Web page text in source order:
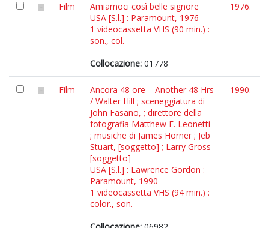
Film
Amiamoci così belle signore
USA [S.l.] : Paramount, 1976
1 videocassetta VHS (90 min.) :
son., col.
Collocazione: 01778
1976.
Film
Ancora 48 ore = Another 48 Hrs
/ Walter Hill ; sceneggiatura di
John Fasano, ; direttore della
fotografia Matthew F. Leonetti
; musiche di James Horner ; Jeb
Stuart, [soggetto] ; Larry Gross
[soggetto]
USA [S.l.] : Lawrence Gordon :
Paramount, 1990
1 videocassetta VHS (94 min.) :
color., son.
1990.